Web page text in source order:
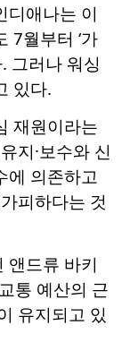
디애나는 이
7월부터 ‘가
그러나 워싱
있다.
재원이라는
지·보수와 신
에 의존하고
피하다는 것
앤드류 바키
통 예산의 근
유지되고 있